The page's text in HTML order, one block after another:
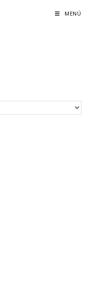
MENÚ